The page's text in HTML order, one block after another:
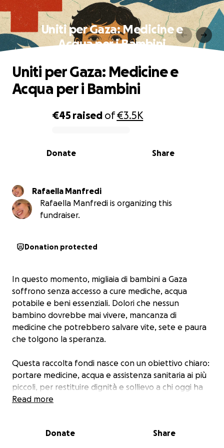
Uniti per Gaza: Medicine e
Acqua per i Bambini
0% complete
€45 raised of€3.5K
Share
Donate
Uniti per Gaza: Medicine e
Acqua per i Bambini
Rafaella Manfredi
Rafaella Manfredi is organizing this
fundraiser.
Donation protected
In questo momento, migliaia di bambini a Gaza
soffrono senza accesso a cure mediche, acqua
potabile e beni essenziali. Dolori che nessun
bambino dovrebbe mai vivere, mancanza di
medicine che potrebbero salvare vite, sete e paura
che tolgono la speranza.
Questa raccolta fondi nasce con un obiettivo chiaro:
portare medicine, acqua e assistenza sanitaria ai più
piccoli, per restituire dignità e sollievo a chi oggi ha
solo il dolore.
a questa missione solidale con il cuore e con la
Read more
Donate Share